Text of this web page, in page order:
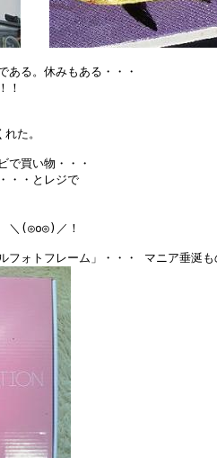
ある。休みもある・・・
！
た。
で買い物・・・
・・とレジで
＼(◎o◎)／！
フォトフレーム」・・・ マニア垂涎